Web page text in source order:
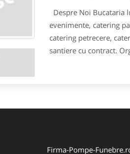
Despre Noi Bucataria
evenimente, catering
catering petrecere,
santiere cu contract.
Firma-Pompe-